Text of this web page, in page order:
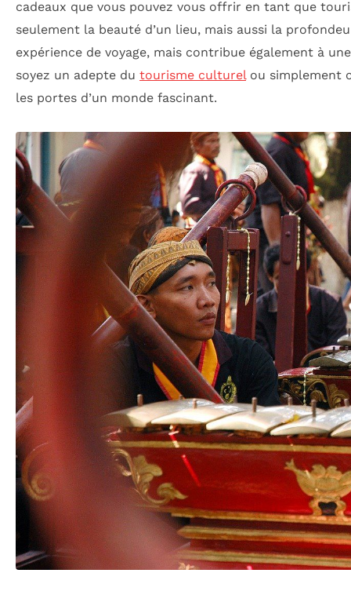
cadeaux que vous pouvez vous offrir en tant que
seulement la beauté d’un lieu, mais aussi la
expérience de voyage, mais contribue également à
soyez un adepte du tourisme culturelou simplement
les portes d’un monde fascinant.